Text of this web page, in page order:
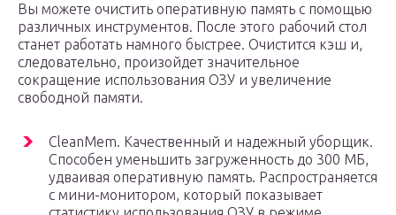
Вы можете очистить оперативную память с помощью
различных инструментов. После этого рабочий стол
станет работать намного быстрее. Очистится кэш и,
следовательно, произойдет значительное
сокращение использования ОЗУ и увеличение
свободной памяти.
CleanMem. Качественный и надежный уборщик.
Способен уменьшить загруженность до 300 МБ,
удваивая оперативную память. Распространяется
с мини-монитором, который показывает